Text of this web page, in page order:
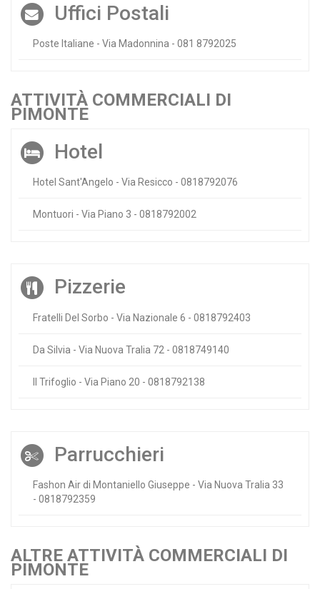
Uffici Postali
Poste Italiane - Via Madonnina - 081 8792025
ATTIVITÀ COMMERCIALI DI
PIMONTE
Hotel
Hotel Sant'Angelo - Via Resicco - 0818792076
Montuori - Via Piano 3 - 0818792002
Pizzerie
Fratelli Del Sorbo - Via Nazionale 6 - 0818792403
Da Silvia - Via Nuova Tralia 72 - 0818749140
Il Trifoglio - Via Piano 20 - 0818792138
Parrucchieri
Fashon Air di Montaniello Giuseppe - Via Nuova Tralia 33
- 0818792359
ALTRE ATTIVITÀ COMMERCIALI DI
PIMONTE